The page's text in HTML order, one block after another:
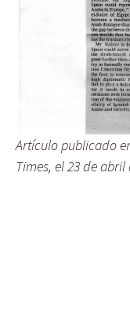
Artículo publicado
Times, el 23 de abril